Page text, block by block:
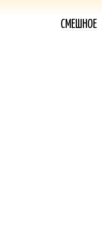
СМЕШНОЕ